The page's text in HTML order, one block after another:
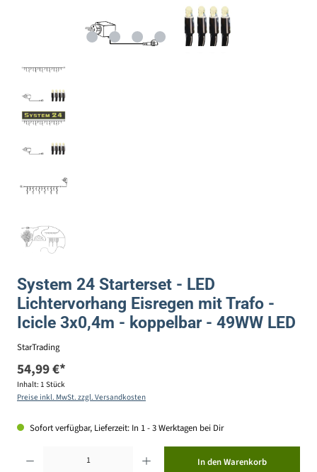
System 24 Starterset - LED
Lichtervorhang Eisregen mit Trafo -
Icicle 3x0,4m - koppelbar - 49WW LED
StarTrading
54,99 €*
Inhalt: 1 Stück
Preise inkl. MwSt. zzgl. Versandkosten
Sofort verfügbar, Lieferzeit: In 1 - 3 Werktagen bei Dir
In den Warenkorb